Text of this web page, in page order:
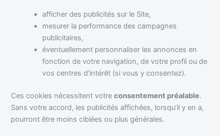
afficher des publicités sur le Site,
mesurer la performance des campagnes
publicitaires,
éventuellement personnaliser les annonces en
fonction de votre navigation, de votre profil ou de
vos centres d’intérêt (si vous y consentez).
Ces cookies nécessitent votreconsentement préalable.
Sans votre accord, les publicités affichées, lorsqu’il y en a,
pourront être moins ciblées ou plus générales.